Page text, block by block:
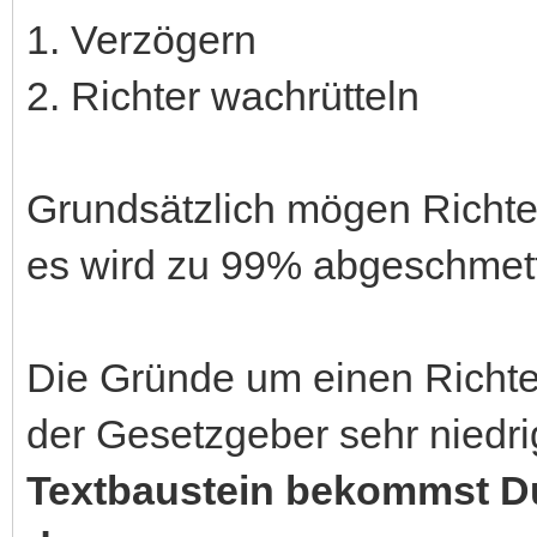
1. Verzögern
2. Richter wachrütteln
Grundsätzlich mögen
es wird zu 99%
Die Gründe um einen
der Gesetzgeber sehr
Textbaustein bekommst